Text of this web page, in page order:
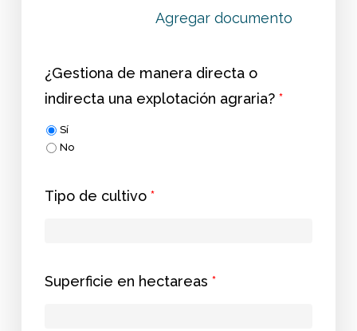
Agregar documento
¿Gestiona de manera directa o
indirecta una explotación agraria?*
Sí
No
Tipo de cultivo*
Superficie en hectareas*